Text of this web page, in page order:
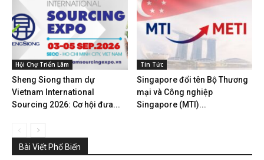
Hội Chợ Triển Lãm
Sheng Siong tham dự
Vietnam International
Sourcing 2026: Cơ hội đưa...
Tin Tức
Singapore đổi tên Bộ Thương
mại và Công nghiệp
Singapore (MTI)...
Bài Viết Phổ Biến